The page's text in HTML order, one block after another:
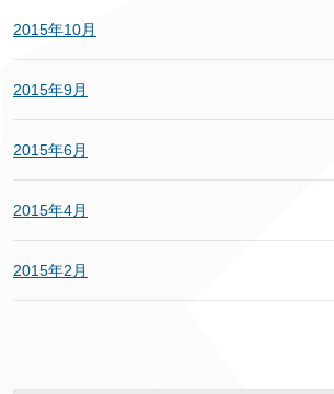
2015年10月
2015年9月
2015年6月
2015年4月
2015年2月